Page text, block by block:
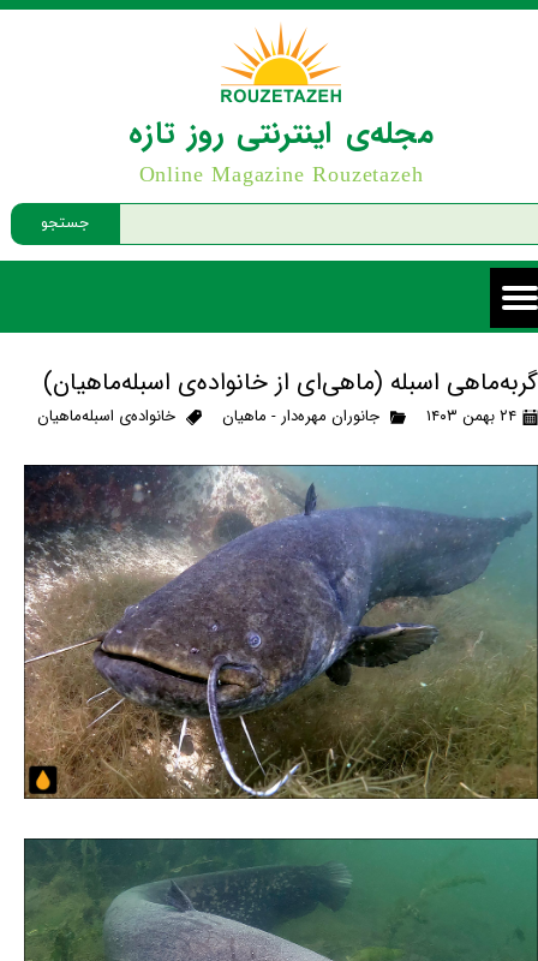
جستجو
مجله‌ی اینترنتی روز تازه
Online Magazine Rouzetazeh
گربه‌ماهی اسبله (ماهی‌ای از خانواده‌ی اسبله‌ماهیان)
۲۴ بهمن ۱۴۰۳ جانوران مهره‌دار - ماهیان خانواده‌ی اسبله‌ماهیان